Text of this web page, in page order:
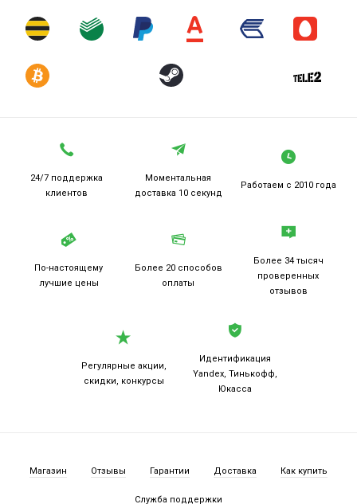
24/7 поддержка
клиентов
Моментальная
доставка 10 секунд
Работаем с 2010 года
По-настоящему
лучшие цены
Более 20 способов
оплаты
Более 34 тысяч
проверенных
отзывов
Регулярные акции,
скидки, конкурсы
Идентификация
Yandex, Тинькофф,
Юкасса
Магазин Отзывы Гарантии Доставка Как купить
Служба поддержки